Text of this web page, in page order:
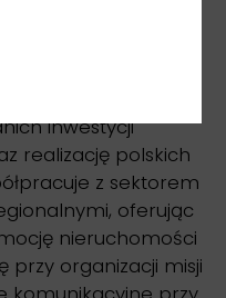
oraz
made in Poland.
w wyborze
za granicą. Wspiera
inwestycji
realizację polskich
z sektorem
oferując
nieruchomości
przy organizacji misji